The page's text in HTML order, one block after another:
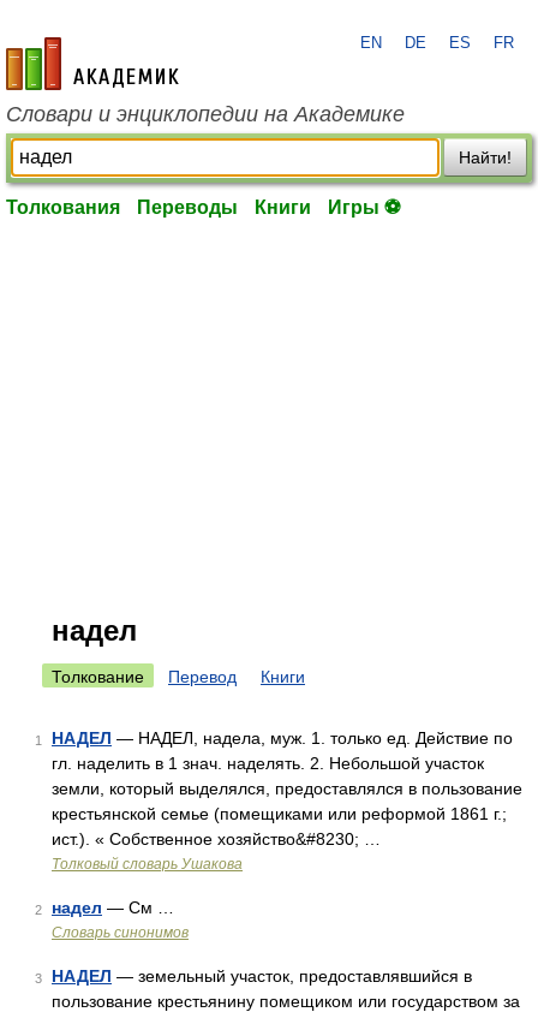
academic.ru
EN DE ES FR
Словари и энциклопедии на Академике
Найти!
Толкования Переводы Книги Игры ⚽
надел
Толкование Перевод Книги
1 НАДЕЛ — НАДЕЛ, надела, муж. 1. только ед. Действие по
гл. наделить в 1 знач. наделять. 2. Небольшой участок
земли, который выделялся, предоставлялся в пользование
крестьянской семье (помещиками или реформой 1861 г.;
ист.). « Собственное хозяйство&#8230; …
Толковый словарь Ушакова
2 надел — См …
Словарь синонимов
3 НАДЕЛ — земельный участок, предоставлявшийся в
пользование крестьянину помещиком или государством за